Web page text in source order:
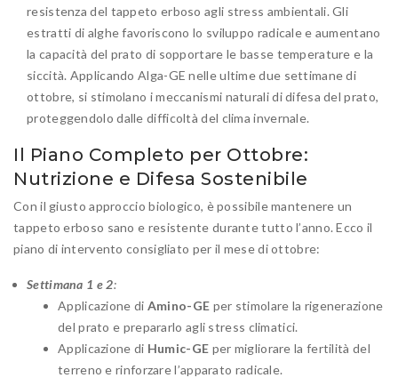
resistenza del tappeto erboso agli stress ambientali. Gli
estratti di alghe favoriscono lo sviluppo radicale e aumentano
la capacità del prato di sopportare le basse temperature e la
siccità. Applicando Alga-GE nelle ultime due settimane di
ottobre, si stimolano i meccanismi naturali di difesa del prato,
proteggendolo dalle difficoltà del clima invernale.
Il Piano Completo per Ottobre:
Nutrizione e Difesa Sostenibile
Con il giusto approccio biologico, è possibile mantenere un
tappeto erboso sano e resistente durante tutto l’anno. Ecco il
piano di intervento consigliato per il mese di ottobre:
Settimana 1 e 2:
Applicazione di Amino-GE per stimolare la rigenerazione
del prato e prepararlo agli stress climatici.
Applicazione di Humic-GE per migliorare la fertilità del
terreno e rinforzare l’apparato radicale.